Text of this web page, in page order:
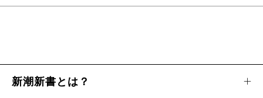
新潮新書とは？